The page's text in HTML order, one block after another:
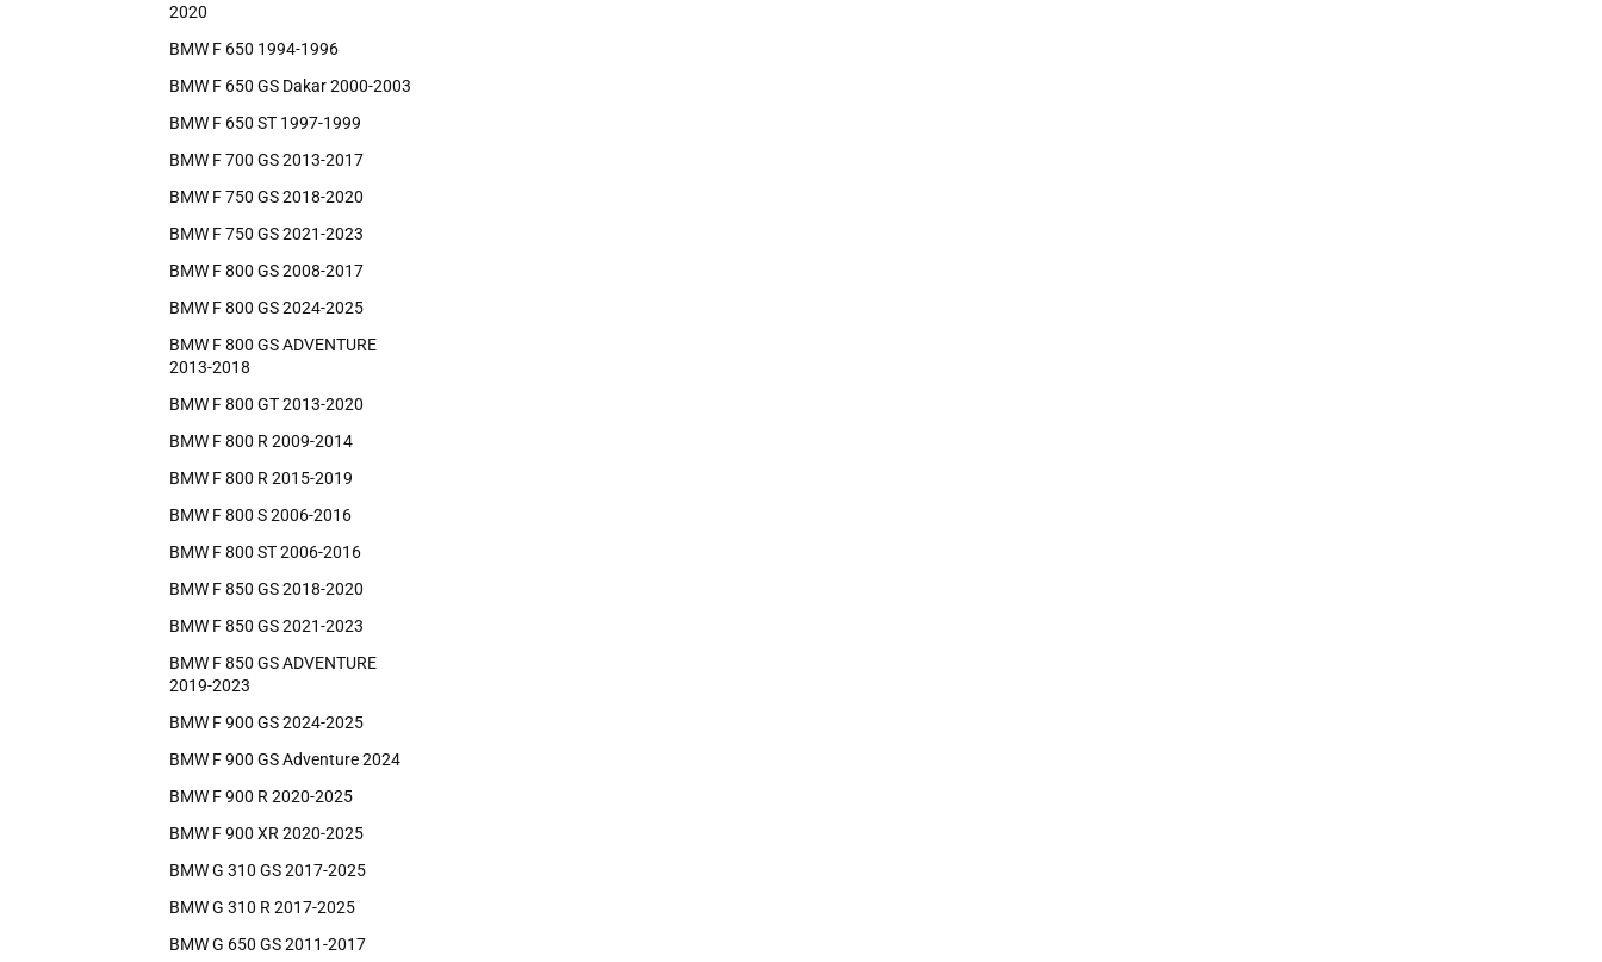
2020
BMW F 650 1994-1996
BMW F 650 GS Dakar 2000-2003
BMW F 650 ST 1997-1999
BMW F 700 GS 2013-2017
BMW F 750 GS 2018-2020
BMW F 750 GS 2021-2023
BMW F 800 GS 2008-2017
BMW F 800 GS 2024-2025
BMW F 800 GS ADVENTURE
2013-2018
BMW F 800 GT 2013-2020
BMW F 800 R 2009-2014
BMW F 800 R 2015-2019
BMW F 800 S 2006-2016
BMW F 800 ST 2006-2016
BMW F 850 GS 2018-2020
BMW F 850 GS 2021-2023
BMW F 850 GS ADVENTURE
2019-2023
BMW F 900 GS 2024-2025
BMW F 900 GS Adventure 2024
BMW F 900 R 2020-2025
BMW F 900 XR 2020-2025
BMW G 310 GS 2017-2025
BMW G 310 R 2017-2025
BMW G 650 GS 2011-2017